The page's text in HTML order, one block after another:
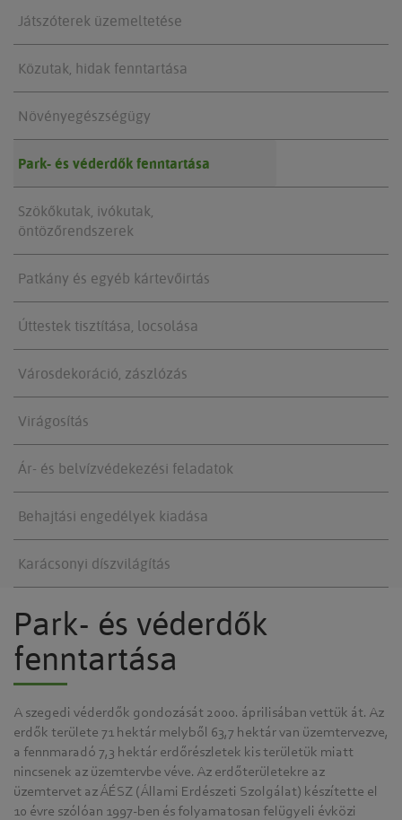
Játszóterek üzemeltetése
Közutak, hidak fenntartása
Növényegészségügy
Park- és véderdők fenntartása
Szökőkutak, ivókutak,
öntözőrendszerek
Patkány és egyéb kártevőirtás
Úttestek tisztítása, locsolása
Városdekoráció, zászlózás
Virágosítás
Ár- és belvízvédekezési feladatok
Behajtási engedélyek kiadása
Karácsonyi díszvilágítás
Park- és véderdők
fenntartása
A szegedi véderdők gondozását 2000. áprilisában vettük át. Az
erdők területe 71 hektár melyből 63,7 hektár van üzemtervezve,
a fennmaradó 7,3 hektár erdőrészletek kis területük miatt
nincsenek az üzemtervbe véve. Az erdőterületekre az
üzemtervet az ÁÉSZ (Állami Erdészeti Szolgálat) készítette el
10 évre szólóan 1997-ben és folyamatosan felügyeli évközi